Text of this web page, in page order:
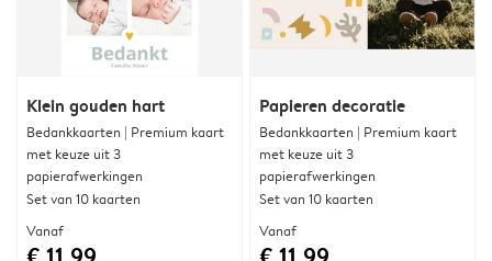
Klein gouden hart
Bedankkaarten | Premium kaart
met keuze uit 3
papierafwerkingen
Set van 10 kaarten
Vanaf
Papieren decoratie
Bedankkaarten | Premium kaart
met keuze uit 3
papierafwerkingen
Set van 10 kaarten
Vanaf